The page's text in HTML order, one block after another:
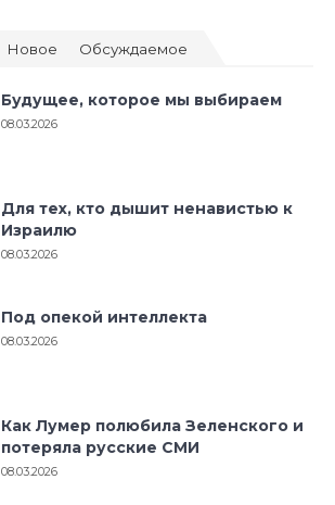
Новое Обсуждаемое
Будущее, которое мы выбираем
08.03.2026
Для тех, кто дышит ненавистью к
Израилю
08.03.2026
Под опекой интеллекта
08.03.2026
Как Лумер полюбила Зеленского и
потеряла русские СМИ
08.03.2026